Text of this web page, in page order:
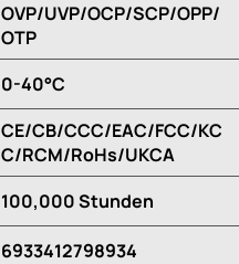
OVP/UVP/OCP/SCP/OPP/
OTP
0-40°C
CE/CB/CCC/EAC/FCC/KC
C/RCM/RoHs/UKCA
100,000 Stunden
6933412798934